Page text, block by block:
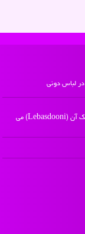
لباس دونی
lebasdooni.ir - مالکیت معنوی سایت لباس دونی متعلق به مالک آن (Lebasdooni) می